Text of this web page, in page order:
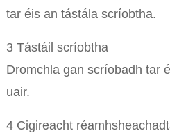
tar éis an tástála scríobtha.
3 Tástáil scríobtha
Dromchla gan scríobadh tar
uair.
4 Cigireacht